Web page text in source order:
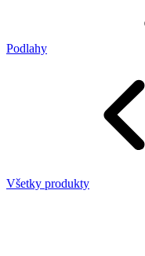
Podlahy
Všetky produkty